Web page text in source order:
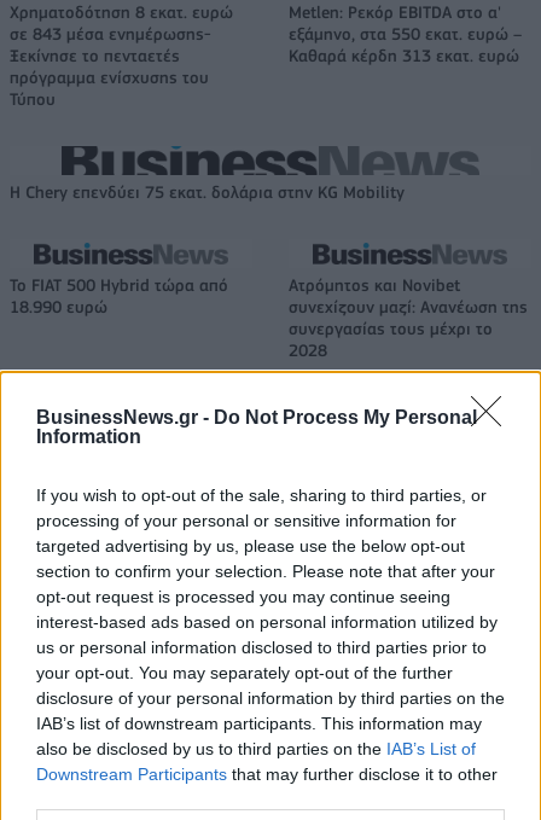
BusinessNews.gr - Do Not Process My Personal
Information
If you wish to opt-out of the sale, sharing to third parties, or
processing of your personal or sensitive information for
targeted advertising by us, please use the below opt-out
section to confirm your selection. Please note that after your
opt-out request is processed you may continue seeing
interest-based ads based on personal information utilized by
us or personal information disclosed to third parties prior to
your opt-out. You may separately opt-out of the further
disclosure of your personal information by third parties on the
IAB’s list of downstream participants. This information may
also be disclosed by us to third parties on the IAB’s List of
Downstream Participants that may further disclose it to other
Χρηματοδότηση 8 εκατ. ευρώ
σε 843 μέσα ενημέρωσης-
Ξεκίνησε το πενταετές
πρόγραμμα ενίσχυσης του
Τύπου
Metlen: Ρεκόρ EBITDA στο α'
εξάμηνο, στα 550 εκατ. ευρώ –
Καθαρά κέρδη 313 εκατ. ευρώ
Η Chery επενδύει 75 εκατ. δολάρια στην KG Mobility
Το FIAT 500 Hybrid τώρα από
18.990 ευρώ
Ατρόμητος και Novibet
συνεχίζουν μαζί: Ανανέωση της
συνεργασίας τους μέχρι το
2028
18η συνεχόμενη χρονιά για τον ΟΤΕ στη διεθνή σειρά δεικτών
Alpha Bank: Για πρώτη φορά το Αρχαίο Θέατρο Επιδαύρου άνοιξε τις
πύλες του σε όλους
ΠΕΡΙΣΣΌΤΕΡΑ ΣΕ ΑΥΤΉ ΤΗΝ ΚΑΤΗΓΟΡΊΑ